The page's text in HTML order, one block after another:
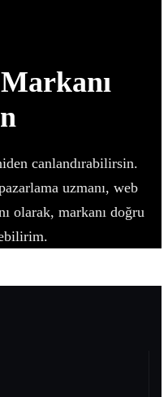
canlandırabilirsin.
uzmanı, web
olarak, markanı doğru